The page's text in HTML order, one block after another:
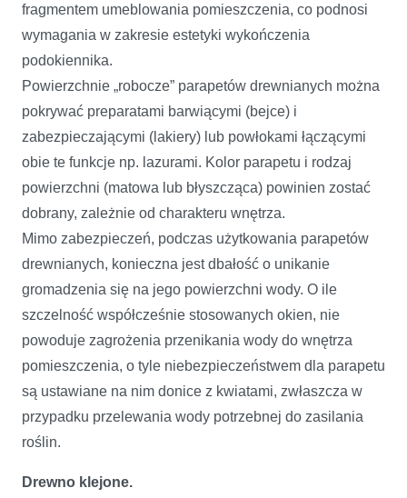
fragmentem umeblowania pomieszczenia, co podnosi
wymagania w zakresie estetyki wykończenia
podokiennika.
Powierzchnie „robocze” parapetów drewnianych można
pokrywać preparatami barwiącymi (bejce) i
zabezpieczającymi (lakiery) lub powłokami łączącymi
obie te funkcje np. lazurami. Kolor parapetu i rodzaj
powierzchni (matowa lub błyszcząca) powinien zostać
dobrany, zależnie od charakteru wnętrza.
Mimo zabezpieczeń, podczas użytkowania parapetów
drewnianych, konieczna jest dbałość o unikanie
gromadzenia się na jego powierzchni wody. O ile
szczelność współcześnie stosowanych okien, nie
powoduje zagrożenia przenikania wody do wnętrza
pomieszczenia, o tyle niebezpieczeństwem dla parapetu
są ustawiane na nim donice z kwiatami, zwłaszcza w
przypadku przelewania wody potrzebnej do zasilania
roślin.
Drewno klejone.